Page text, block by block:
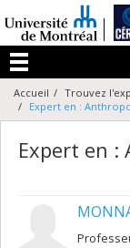
au
contenu
Menu
Accueil Trouvez
Expert en :
Expert en :